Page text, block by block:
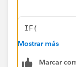
IF(
Mostrar más
Marcar